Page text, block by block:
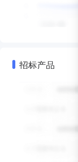
招标产品